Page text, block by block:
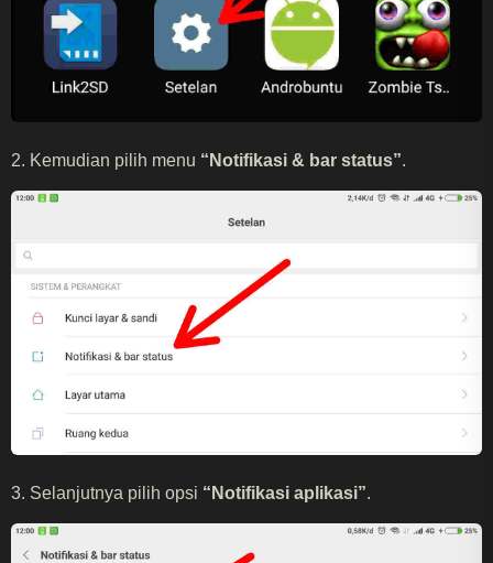
2. Kemudian pilih menu “Notifikasi & bar status”.
3. Selanjutnya pilih opsi “Notifikasi aplikasi”.